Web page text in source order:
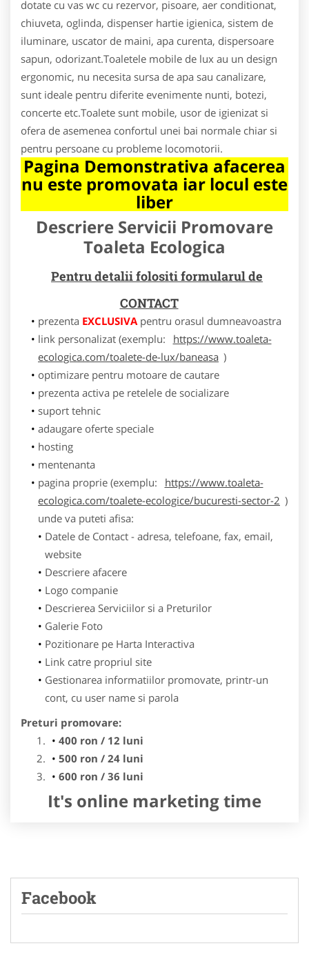
dotate cu vas wc cu rezervor, pisoare, aer conditionat,
chiuveta, oglinda, dispenser hartie igienica, sistem de
iluminare, uscator de maini, apa curenta, dispersoare
sapun, odorizant.Toaletele mobile de lux au un design
ergonomic, nu necesita sursa de apa sau canalizare,
sunt ideale pentru diferite evenimente nunti, botezi,
concerte etc.Toalete sunt mobile, usor de igienizat si
ofera de asemenea confortul unei bai normale chiar si
pentru persoane cu probleme locomotorii.
Pagina Demonstrativa afacerea
nu este promovata iar locul este
liber
Descriere Servicii Promovare
Toaleta Ecologica
Pentru detalii folositi formularul de
CONTACT
prezenta EXCLUSIVApentru orasul dumneavoastra
link personalizat (exemplu:
https://www.toaleta-
ecologica.com/toalete-de-lux/baneasa )
optimizare pentru motoare de cautare
prezenta activa pe retelele de socializare
suport tehnic
adaugare oferte speciale
hosting
mentenanta
pagina proprie (exemplu:
https://www.toaleta-
ecologica.com/toalete-ecologice/bucuresti-sector-2 )
unde va puteti afisa:
Datele de Contact - adresa, telefoane, fax, email,
website
Descriere afacere
Logo companie
Descrierea Serviciilor si a Preturilor
Galerie Foto
Pozitionare pe Harta Interactiva
Link catre propriul site
Gestionarea informatiilor promovate, printr-un
cont, cu user name si parola
Preturi promovare:
400 ron / 12 luni
500 ron / 24 luni
600 ron / 36 luni
It's online marketing time
Facebook